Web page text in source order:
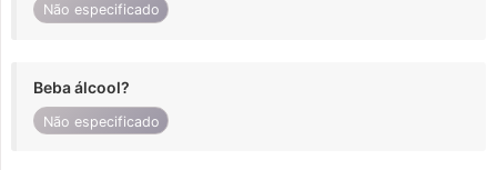
Não especificado
Beba álcool?
Não especificado